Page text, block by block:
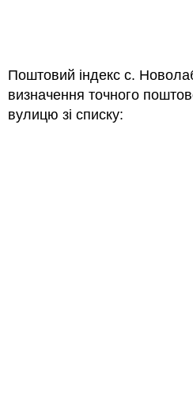
Поштовий індекс с.
визначення точного
вулицю зі списку: